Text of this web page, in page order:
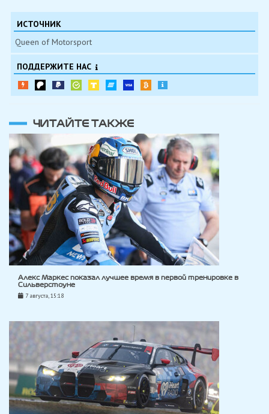
ИСТОЧНИК
Queen of Motorsport
ПОДДЕРЖИТЕ НАС
ЧИТАЙТЕ ТАКЖЕ
Алекс Маркес показал лучшее время в первой тренировке в
Сильверстоуне
7 августа, 15:18